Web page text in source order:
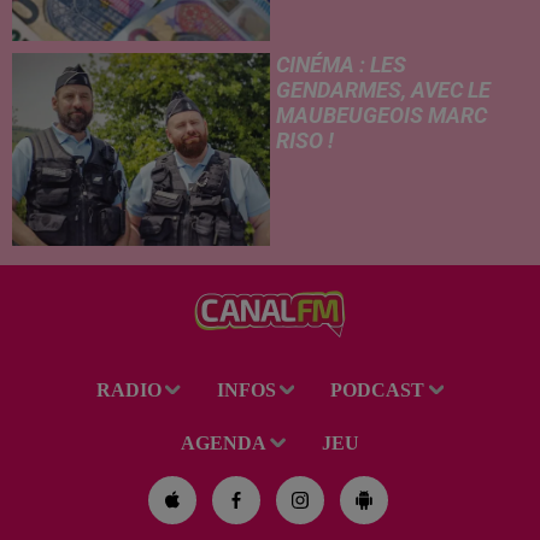
CINÉMA : LES
GENDARMES, AVEC LE
MAUBEUGEOIS MARC
RISO !
cette occasion, Le Réveil...
RADIO INFOS PODCAST
AGENDA JEU